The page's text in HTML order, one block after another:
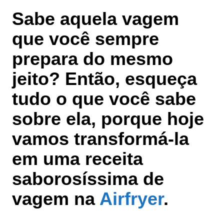
Sabe aquela vagem
que você sempre
prepara do mesmo
jeito? Então, esqueça
tudo o que você sabe
sobre ela, porque hoje
vamos transformá-la
em uma receita
saborosíssima de
vagem na Airfryer.